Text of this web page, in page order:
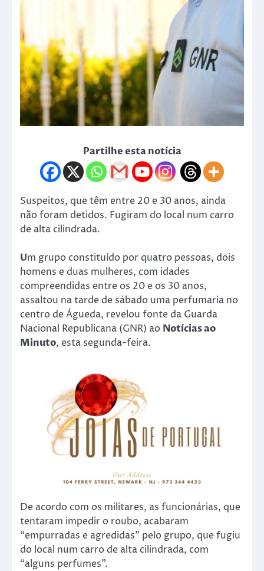
Partilhe esta notícia
Suspeitos, que têm entre 20 e 30 anos, ainda
não foram detidos. Fugiram do local num carro
de alta cilindrada.
Um grupo constituído por quatro pessoas, dois
homens e duas mulheres, com idades
compreendidas entre os 20 e os 30 anos,
assaltou na tarde de sábado uma perfumaria no
centro de Águeda, revelou fonte da Guarda
Nacional Republicana (GNR) ao Notícias ao
Minuto, esta segunda-feira.
De acordo com os militares, as funcionárias, que
tentaram impedir o roubo, acabaram
“empurradas e agredidas” pelo grupo, que fugiu
do local num carro de alta cilindrada, com
“alguns perfumes”.